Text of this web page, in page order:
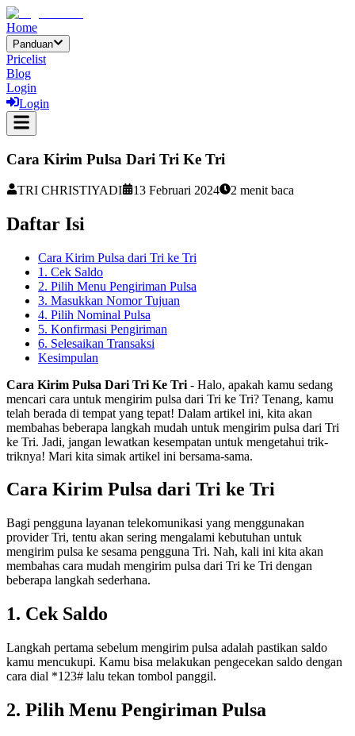
Home
Panduan
Pricelist
Blog
Login
Login
Cara Kirim Pulsa Dari Tri Ke Tri
TRI CHRISTIYADI 13 Februari 2024 2 menit baca
Daftar Isi
Cara Kirim Pulsa dari Tri ke Tri
1. Cek Saldo
2. Pilih Menu Pengiriman Pulsa
3. Masukkan Nomor Tujuan
4. Pilih Nominal Pulsa
5. Konfirmasi Pengiriman
6. Selesaikan Transaksi
Kesimpulan
Cara Kirim Pulsa Dari Tri Ke Tri - Halo, apakah kamu sedang
mencari cara untuk mengirim pulsa dari Tri ke Tri? Tenang, kamu
telah berada di tempat yang tepat! Dalam artikel ini, kita akan
membahas beberapa langkah mudah untuk mengirim pulsa dari Tri
ke Tri. Jadi, jangan lewatkan kesempatan untuk mengetahui trik-
triknya! Mari kita simak artikel ini bersama-sama.
Cara Kirim Pulsa dari Tri ke Tri
Bagi pengguna layanan telekomunikasi yang menggunakan
provider Tri, tentu akan sering mengalami kebutuhan untuk
mengirim pulsa ke sesama pengguna Tri. Nah, kali ini kita akan
membahas cara mudah mengirim pulsa dari Tri ke Tri dengan
beberapa langkah sederhana.
1. Cek Saldo
Langkah pertama sebelum mengirim pulsa adalah pastikan saldo
kamu mencukupi. Kamu bisa melakukan pengecekan saldo dengan
cara dial *123# lalu tekan tombol panggil.
2. Pilih Menu Pengiriman Pulsa